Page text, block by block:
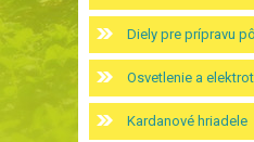
Diely pre prípravu
Osvetlenie a
Kardanové hriadele